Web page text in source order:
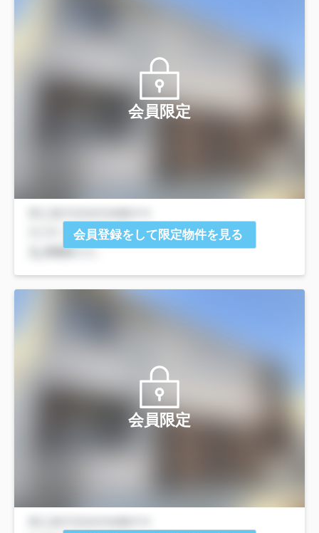
会員限定
会員登録をして限定物件を見る
会員限定